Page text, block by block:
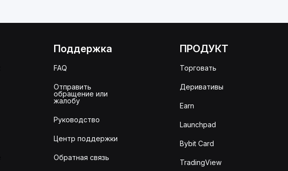
Поддержка
FAQ
Отправить
обращение или
жалобу
Руководство
Центр поддержки
Обратная связь
ПРОДУКТ
Торговать
Деривативы
Earn
Launchpad
Bybit Card
TradingView